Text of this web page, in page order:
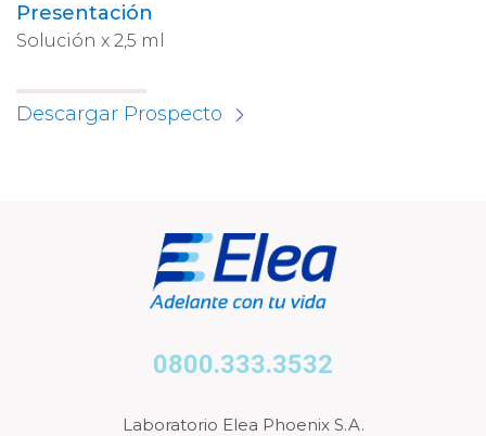
Presentación
Solución x 2,5 ml
Descargar Prospecto
0800.333.3532
Laboratorio Elea Phoenix S.A.